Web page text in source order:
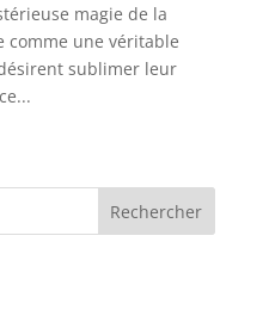
magie de la
comme une véritable
sublimer leur
Rechercher